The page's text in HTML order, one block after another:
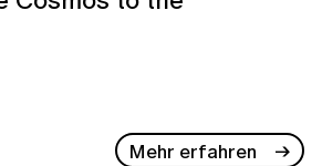
Mehr erfahren